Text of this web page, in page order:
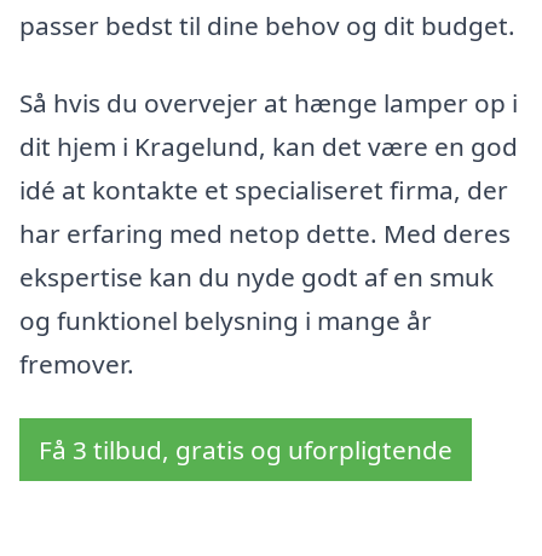
passer bedst til dine behov og dit budget.
Så hvis du overvejer at hænge lamper op i
dit hjem i Kragelund, kan det være en god
idé at kontakte et specialiseret firma, der
har erfaring med netop dette. Med deres
ekspertise kan du nyde godt af en smuk
og funktionel belysning i mange år
fremover.
Få 3 tilbud, gratis og uforpligtende